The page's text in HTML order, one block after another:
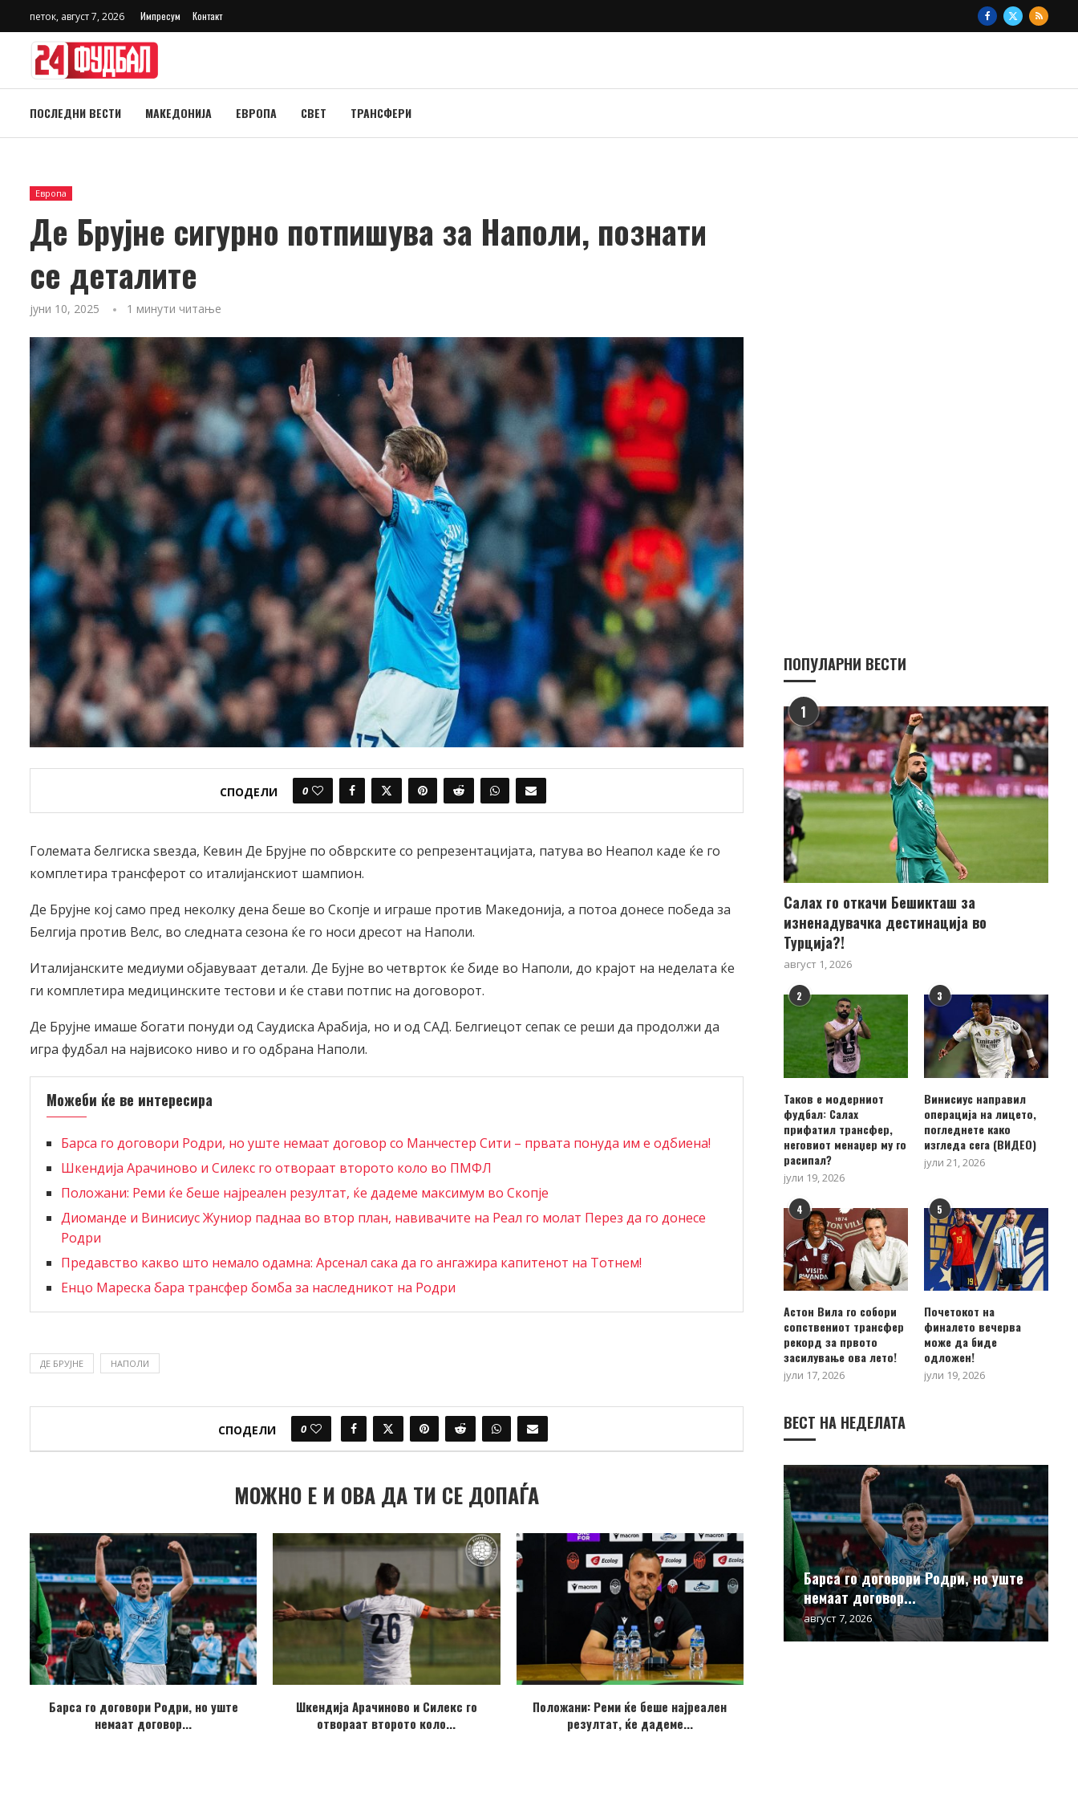
петок, август 7, 2026 Импресум Контакт
ПОСЛЕДНИ ВЕСТИ МАКЕДОНИЈА ЕВРОПА СВЕТ ТРАНСФЕРИ
Европа
Де Брујне сигурно потпишува за Наполи, познати
се деталите
јуни 10, 2025 1 минути читање
СПОДЕЛИ 0
Големата белгиска ѕвезда, Кевин Де Брујне по обврските со репрезентацијата, патува во Неапол каде ќе го
комплетира трансферот со италијанскиот шампион.
Де Брујне кој само пред неколку дена беше во Скопје и играше против Македонија, а потоа донесе победа за
Белгија против Велс, во следната сезона ќе го носи дресот на Наполи.
Италијанските медиуми објавуваат детали. Де Бујне во четврток ќе биде во Наполи, до крајот на неделата ќе
ги комплетира медицинските тестови и ќе стави потпис на договорот.
Де Брујне имаше богати понуди од Саудиска Арабија, но и од САД. Белгиецот сепак се реши да продолжи да
игра фудбал на највисоко ниво и го одбрана Наполи.
Можеби ќе ве интересира
Барса го договори Родри, но уште немаат договор со Манчестер Сити – првата понуда им е одбиена!
Шкендија Арачиново и Силекс го отвораат второто коло во ПМФЛ
Положани: Реми ќе беше најреален резултат, ќе дадеме максимум во Скопје
Диоманде и Винисиус Жуниор паднаа во втор план, навивачите на Реал го молат Перез да го донесе
Родри
Предавство какво што немало одамна: Арсенал сака да го ангажира капитенот на Тотнем!
Енцо Мареска бара трансфер бомба за наследникот на Родри
ДЕ БРУЈНЕ НАПОЛИ
СПОДЕЛИ 0
МОЖНО Е И ОВА ДА ТИ СЕ ДОПАЃА
Барса го договори Родри, но уште
немаат договор...
Шкендија Арачиново и Силекс го
отвораат второто коло...
Положани: Реми ќе беше најреален
резултат, ќе дадеме...
ПОПУЛАРНИ ВЕСТИ
1
Салах го откачи Бешикташ за
изненадувачка дестинација во
Турција?!
август 1, 2026
2
Таков е модерниот
фудбал: Салах
прифатил трансфер,
неговиот менаџер му го
расипал?
јули 19, 2026
3
Винисиус направил
операција на лицето,
погледнете како
изгледа сега (ВИДЕО)
јули 21, 2026
4
Астон Вила го собори
сопствениот трансфер
рекорд за првото
засилување ова лето!
јули 17, 2026
5
Почетокот на
финалето вечерва
може да биде
одложен!
јули 19, 2026
ВЕСТ НА НЕДЕЛАТА
Барса го договори Родри, но уште
немаат договор...
август 7, 2026